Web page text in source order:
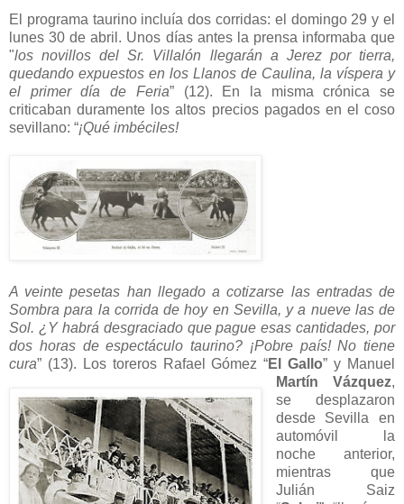
El programa taurino incluía dos corridas: el domingo 29 y el
lunes 30 de abril. Unos días antes la prensa informaba que
"los novillos del Sr. Villalón llegarán a Jerez por tierra,
quedando expuestos en los Llanos de Caulina, la víspera y
el primer día de Feria” (12). En la misma crónica se
criticaban duramente los altos precios pagados en el coso
sevillano: “¡Qué imbéciles!
A veinte pesetas han llegado a cotizarse las entradas de
Sombra para la corrida de hoy en Sevilla, y a nueve las de
Sol. ¿Y habrá desgraciado que pague esas cantidades, por
dos horas de espectáculo taurino? ¡Pobre país! No tiene
cura” (13). Los toreros Rafael Gómez “El Gallo” y Manuel
Martín Vázquez,
se desplazaron
desde Sevilla en
automóvil la
noche anterior,
mientras que
Julián Saiz